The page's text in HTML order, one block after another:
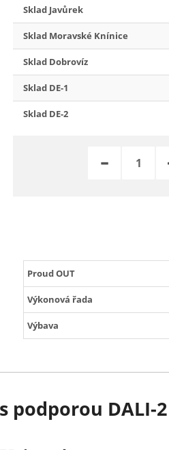
Sklad Javůrek
Sklad Moravské Knínice
Sklad Dobrovíz
Sklad DE-1
Sklad DE-2
Proud OUT
Výkonová řada
Výbava
podporou